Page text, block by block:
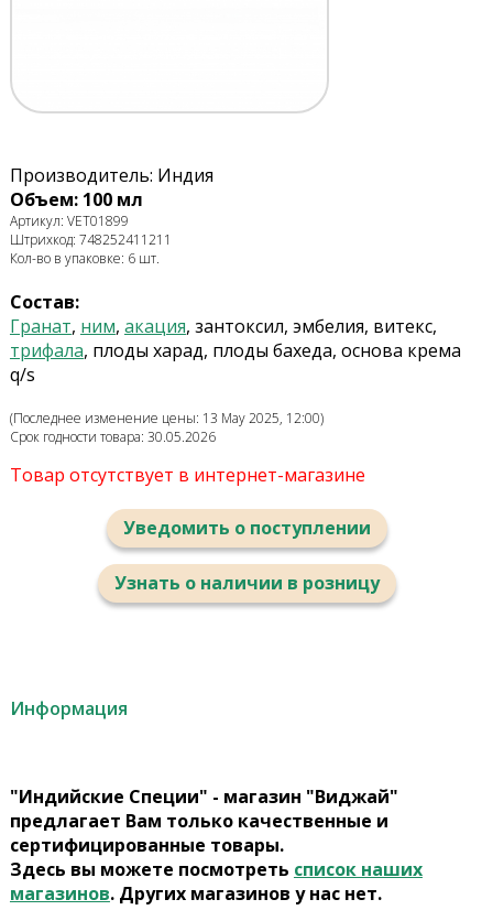
Производитель: Индия
Объем: 100 мл
Артикул: VET01899
Штрихкод: 748252411211
Кол-во в упаковке: 6 шт.
Состав:
Гранат, ним, акация, зантоксил, эмбелия, витекс,
трифала, плоды харад, плоды бахеда, основа крема
q/s
(Последнее изменение цены: 13 May 2025, 12:00)
Срок годности товара: 30.05.2026
Товар отсутствует в интернет-магазине
Уведомить о поступлении
Узнать о наличии в розницу
Информация
"Индийские Специи" - магазин "Виджай"
предлагает Вам только качественные и
сертифицированные товары.
Здесь вы можете посмотреть список наших
магазинов. Других магазинов у нас нет.